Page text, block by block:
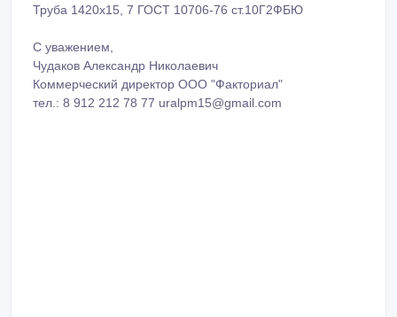
Труба 1420х15, 7 ГОСТ 10706-76 ст.10Г2ФБЮ
С уважением,
Чудаков Александр Николаевич
Коммерческий директор ООО "Факториал"
тел.: 8 912 212 78 77 uralpm15@gmail.com